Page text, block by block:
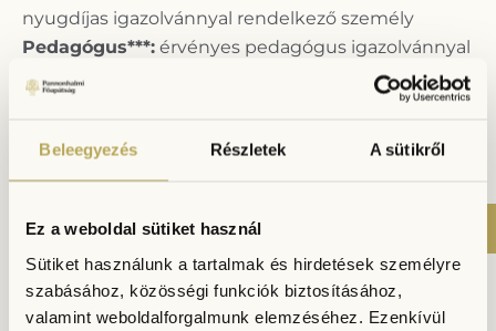
Beleegyezés Részletek A sütikről
Ez a weboldal sütiket használ
Sütiket használunk a tartalmak és hirdetések személyre
szabásához, közösségi funkciók biztosításához,
valamint weboldalforgalmunk elemzéséhez. Ezenkívül
nyugdíjas igazolvánnyal rendelkező személy
Pedagógus***: érvényes pedagógus igazolvánnyal
rendelkező személy
abban az esetben, ha
Online
jegyvásárlás